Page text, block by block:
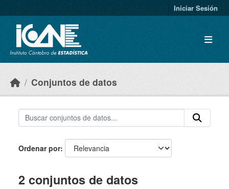
Iniciar Sesión
Conjuntos de datos
Ordenar por
2 conjuntos de datos